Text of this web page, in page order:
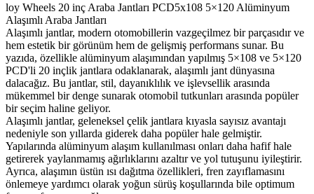
loy Wheels 20 inç Araba Jantları PCD5x108 5×120 Alüminyum
Alaşımlı Araba Jantları
Alaşımlı jantlar, modern otomobillerin vazgeçilmez bir parçasıdır ve
hem estetik bir görünüm hem de gelişmiş performans sunar. Bu
yazıda, özellikle alüminyum alaşımından yapılmış 5×108 ve 5×120
PCD'li 20 inçlik jantlara odaklanarak, alaşımlı jant dünyasına
dalacağız. Bu jantlar, stil, dayanıklılık ve işlevsellik arasında
mükemmel bir denge sunarak otomobil tutkunları arasında popüler
bir seçim haline geliyor.
Alaşımlı jantlar, geleneksel çelik jantlara kıyasla sayısız avantajı
nedeniyle son yıllarda giderek daha popüler hale gelmiştir.
Yapılarında alüminyum alaşım kullanılması onları daha hafif hale
getirerek yaylanmamış ağırlıklarını azaltır ve yol tutuşunu iyileştirir.
Ayrıca, alaşımın üstün ısı dağıtma özellikleri, fren zayıflamasını
önlemeye yardımcı olarak yoğun sürüş koşullarında bile optimum